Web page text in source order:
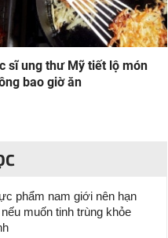
sĩ ung thư Mỹ tiết lộ món
bao giờ ăn
phẩm nam giới nên hạn
muốn tinh trùng khỏe